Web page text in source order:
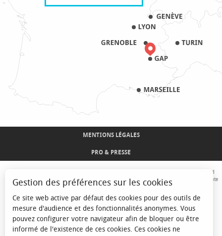
MENTIONS LÉGALES
PRO & PRESSE
Avec le concours de l'Union Européenne. L'Europe s'engage sur le Massif Alpin avec le fond
Européen de Développement Régional. Co-financé par le Conseil Régional Provence-Alpes-Côte
d'Azur et l'Etat, Commissariat Général des Territoires - FNADT - CIMA
Gestion des préférences sur les cookies
Ce site web active par défaut des cookies pour des outils de
mesure d'audience et des fonctionnalités anonymes. Vous
pouvez configurer votre navigateur afin de bloquer ou être
informé de l'existence de ces cookies. Ces cookies ne